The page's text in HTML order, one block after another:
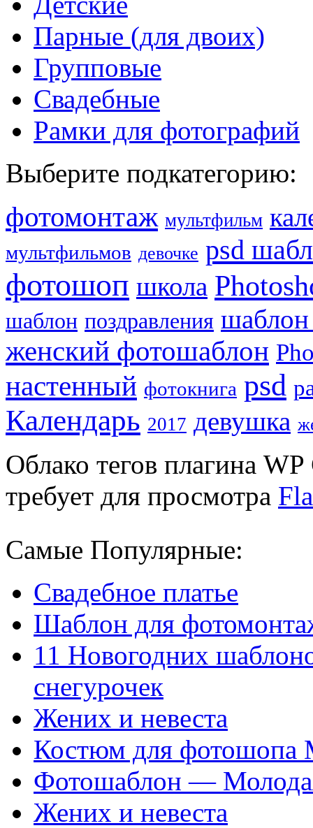
Парные (для двоих)
Групповые
Свадебные
Рамки для фотографий
Выберите подкатегорию:
фотомонтаж мультфильм
мультфильмов девочке psd
фотошоп школа
шаблон поздравления
женский фотошаблон
настенный фотокнига psd
Календарь 2017 девушка
Облако тегов плагина
требует для просмотра
Самые Популярные:
Свадебное платье
Шаблон для
11 Новогодних
снегурочек
Жених и невеста
Костюм для фотошопа
Фотошаблон —
Жених и невеста